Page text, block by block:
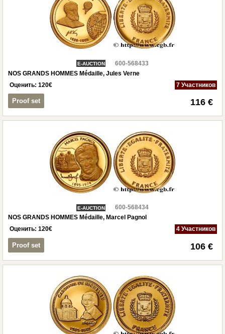
E-AUCTION
600-568433
NOS GRANDS HOMMES Médaille, Jules Verne
Оценить: 120€ 7 Участников
Proof set 116 €
E-AUCTION
600-568434
NOS GRANDS HOMMES Médaille, Marcel Pagnol
Оценить: 120€ 4 Участников
Proof set 106 €